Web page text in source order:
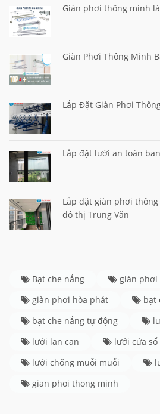
Giàn phơi thông minh
Giàn Phơi Thông Minh
Lắp Đặt Giàn Phơi
Lắp đặt lưới an toàn
Lắp đặt giàn phơi
đô thị Trung Văn
Bạt che nắng
giàn
giàn phơi hòa phát
bạt
bạt che nắng tự động
lưới lan can
lưới cửa sổ
lưới chống muỗi muỗi
gian phoi thong minh